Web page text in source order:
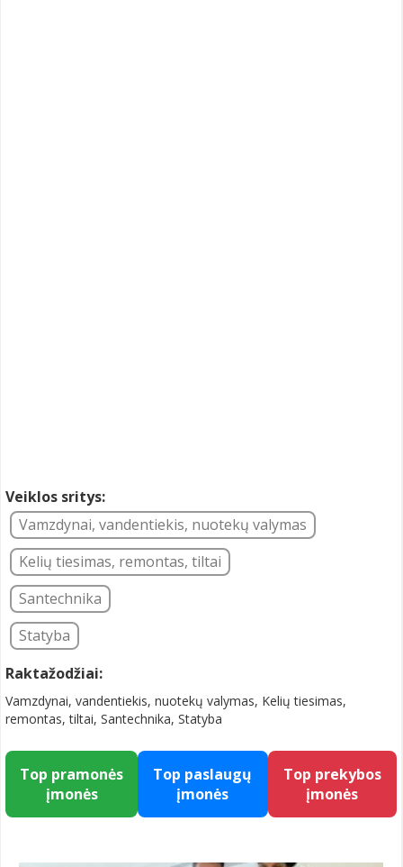
Veiklos sritys:
Vamzdynai, vandentiekis, nuotekų valymas
Kelių tiesimas, remontas, tiltai
Santechnika
Statyba
Raktažodžiai:
Vamzdynai, vandentiekis, nuotekų valymas, Kelių tiesimas,
remontas, tiltai, Santechnika, Statyba
Top pramonės
įmonės
Top paslaugų
įmonės
Top prekybos
įmonės